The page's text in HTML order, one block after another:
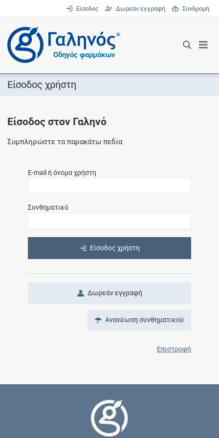
Είσοδος Δωρεάν εγγραφή Συνδρομή
®
Οδηγός φαρμάκων
Είσοδος χρήστη
Είσοδος στον Γαληνό
Συμπληρώστε τα παρακάτω πεδία
E-mail ή όνομα χρήστη
Συνθηματικό
Είσοδος χρήστη
Δωρεάν εγγραφή
Ανανέωση συνθηματικού
Επιστροφή